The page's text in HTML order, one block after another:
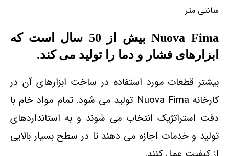
Nuova Fima بیش از 50 سال است که
ابزارهای فشار و دما را تولید می کند.
بیشتر قطعات مورد استفاده در ساخت ابزارهای آن در
کارخانه Nuova Fima تولید می شود. تمام مواد خام با
دقت استراتژیک انتخاب می شوند و به استانداردهای
تولید و خدمات اجازه می دهند تا در سطح بسیار بالایی